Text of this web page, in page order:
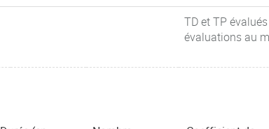
TD et TP
évaluations au